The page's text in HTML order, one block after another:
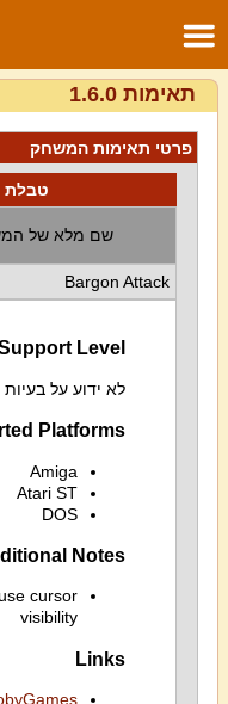
תאימות 1.6.0
פרטי תאימות המשחק
טבלת
שם מלא של
Bargon Attack
Level
לא ידוע על
Platforms
Amiga
Atari ST
DOS
Notes
cursor
visibility
Links